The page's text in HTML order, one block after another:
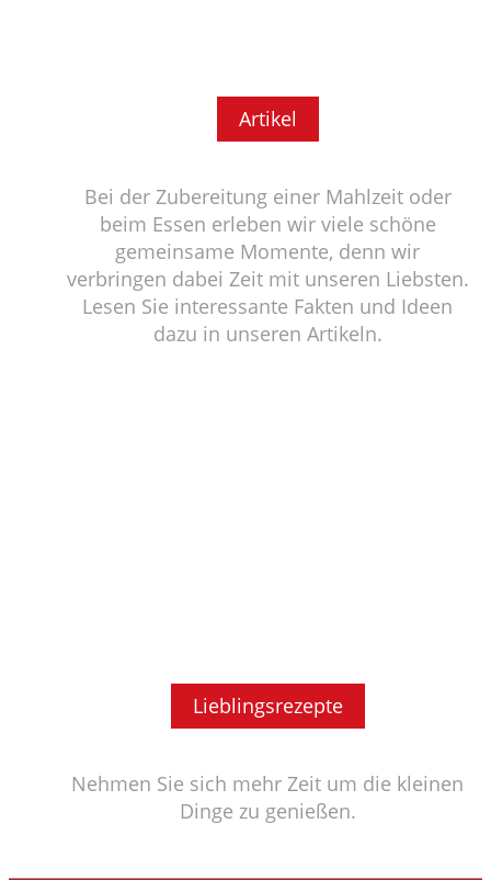
Artikel
Bei der Zubereitung einer Mahlzeit oder
beim Essen erleben wir viele schöne
gemeinsame Momente, denn wir
verbringen dabei Zeit mit unseren Liebsten.
Lesen Sie interessante Fakten und Ideen
dazu in unseren Artikeln.
Lieblingsrezepte
Nehmen Sie sich mehr Zeit um die kleinen
Dinge zu genießen.